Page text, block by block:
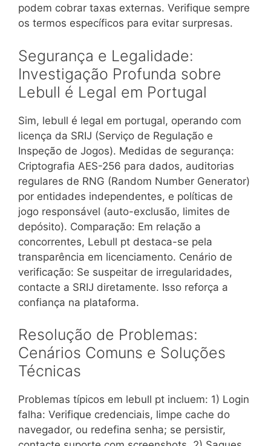
podem cobrar taxas externas. Verifique sempre
os termos específicos para evitar surpresas.
Segurança e Legalidade:
Investigação Profunda sobre
Lebull é Legal em Portugal
Sim, lebull é legal em portugal, operando com
licença da SRIJ (Serviço de Regulação e
Inspeção de Jogos). Medidas de segurança:
Criptografia AES-256 para dados, auditorias
regulares de RNG (Random Number Generator)
por entidades independentes, e políticas de
jogo responsável (auto-exclusão, limites de
depósito). Comparação: Em relação a
concorrentes, Lebull pt destaca-se pela
transparência em licenciamento. Cenário de
verificação: Se suspeitar de irregularidades,
contacte a SRIJ diretamente. Isso reforça a
confiança na plataforma.
Resolução de Problemas:
Cenários Comuns e Soluções
Técnicas
Problemas típicos em lebull pt incluem: 1) Login
falha: Verifique credenciais, limpe cache do
navegador, ou redefina senha; se persistir,